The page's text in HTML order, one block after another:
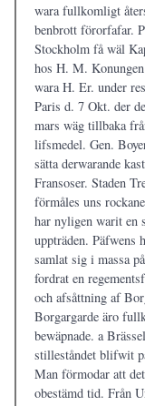
wara fullkomligt
benbrott förorfafar.
Stockholm få wäl
hos H. M.
wara H. Er. under
Paris d. 7 Okt. der
mars wäg tillbaka
lifsmedel. Gen.
sätta derwarande
Fransoser. Staden
förmåles uns
har nyligen warit en
uppträden. Päfwens
samlat sig i massa
fordrat en
och afsåttning af
Borgargarde äro
bewäpnade. a
stilleståndet blifwit
Man förmodar att
obestämd tid. Från